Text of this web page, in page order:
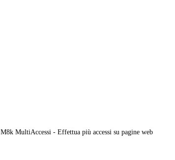
M8k MultiAccessi - Effettua più accessi su pagine web